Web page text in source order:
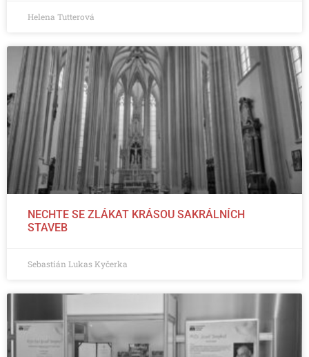
Helena Tutterová
NECHTE SE ZLÁKAT KRÁSOU SAKRÁLNÍCH
STAVEB
Sebastián Lukas Kyčerka